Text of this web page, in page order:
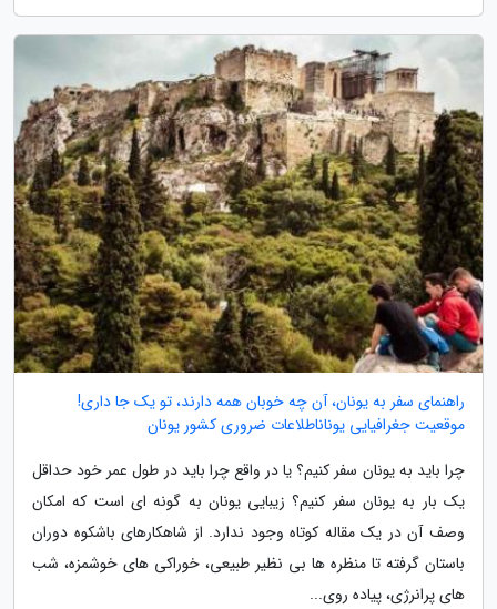
راهنمای سفر به یونان، آن چه خوبان همه دارند، تو یک جا داری!
موقعیت جغرافیایی یوناناطلاعات ضروری کشور یونان
چرا باید به یونان سفر کنیم؟ یا در واقع چرا باید در طول عمر خود حداقل
یک بار به یونان سفر کنیم؟ زیبایی یونان به گونه ای است که امکان
وصف آن در یک مقاله کوتاه وجود ندارد. از شاهکارهای باشکوه دوران
باستان گرفته تا منظره ها بی نظیر طبیعی، خوراکی های خوشمزه، شب
های پرانرژی، پیاده روی...